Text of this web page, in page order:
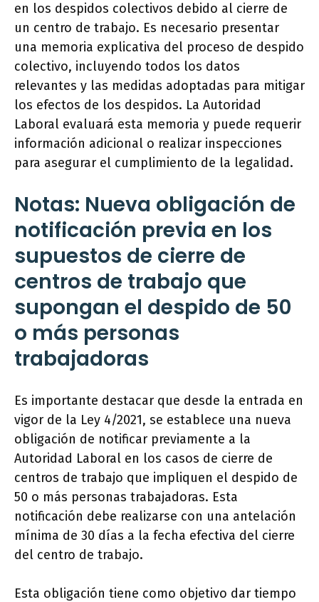
en los despidos colectivos debido al cierre de
un centro de trabajo. Es necesario presentar
una memoria explicativa del proceso de despido
colectivo, incluyendo todos los datos
relevantes y las medidas adoptadas para mitigar
los efectos de los despidos. La Autoridad
Laboral evaluará esta memoria y puede requerir
información adicional o realizar inspecciones
para asegurar el cumplimiento de la legalidad.
Notas: Nueva obligación de
notificación previa en los
supuestos de cierre de
centros de trabajo que
supongan el despido de 50
o más personas
trabajadoras
Es importante destacar que desde la entrada en
vigor de la Ley 4/2021, se establece una nueva
obligación de notificar previamente a la
Autoridad Laboral en los casos de cierre de
centros de trabajo que impliquen el despido de
50 o más personas trabajadoras. Esta
notificación debe realizarse con una antelación
mínima de 30 días a la fecha efectiva del cierre
del centro de trabajo.
Esta obligación tiene como objetivo dar tiempo